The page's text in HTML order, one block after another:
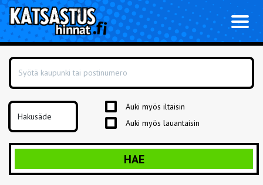
Auki myös iltaisin
Auki myös lauantaisin
HAE